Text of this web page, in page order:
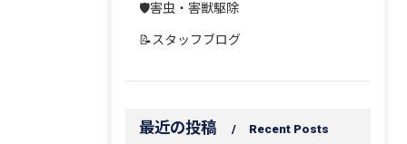
🛡️害虫・害獣駆除
📝スタッフブログ
最近の投稿 Recent Posts